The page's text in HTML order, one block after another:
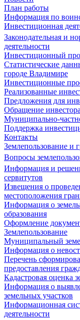
План работы
Информация по
Инвестиционная
Законодательная и
деятельности
Инвестиционный
Статистические
городе Владимире
Инвестиционные
Реализованные
Предложения для
Обращение инвестора
Муниципально-
Поддержка
Контакты
Землепользование и
Вопросы
Информация и
сервитутов
Извещения о
местоположения
Информация о
образования
Оформление
Землепользование
Муниципальный
Информация о
Перечень
предоставления
Кадастровая оценка
Информация о
земельных участков
Информационная
деятельности